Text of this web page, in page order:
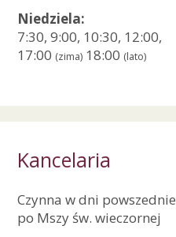
Niedziela:
7:30, 9:00, 10:30, 12:00,
17:00 (zima) 18:00 (lato)
Kancelaria
Czynna w dni powszednie
po Mszy św. wieczornej